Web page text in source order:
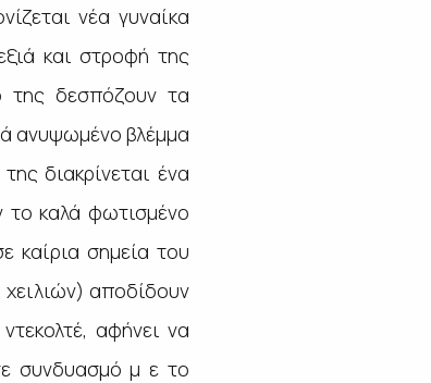
νέα γυναίκα
και στροφή της
της δεσπόζουν τα
ανυψωμένο βλέμμα
διακρίνεται ένα
το καλά φωτισμένο
καίρια σημεία του
αποδίδουν
αφήνει να
συνδυασμό μ ε το